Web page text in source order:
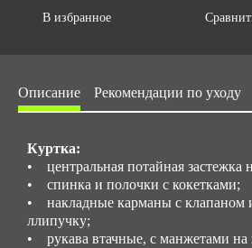
В избранное
Описание Рекомендации по уходу
Куртка:
• центральная потайная застежка
• спинка и полочки с кокетками;
• накладные карманы с клапаном
ллипучку;
• рукава втачные, с манжетами на